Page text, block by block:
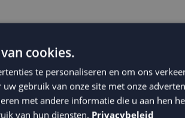
worden ingezet. Zet gemakkelijk een
met gepersonaliseerd cadeau of een
zijn divers en uitgebreid. Daarbij
flows.
cookies.
te personaliseren en om ons
gebruik van onze site met onze
met andere informatie die u aan hen
van hun diensten. Privacybeleid